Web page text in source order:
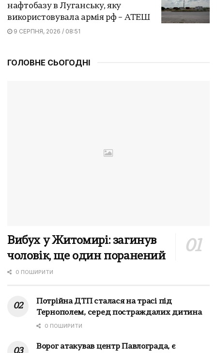
нафтобазу в Луганську, яку
використовувала армія рф – АТЕШ
9 СЕРПНЯ, 2026 / 08:51
ГОЛОВНЕ СЬОГОДНІ
Вибух у Житомирі: загинув
чоловік, ще один поранений
0 ПОШИРИТИ
Потрійна ДТП сталася на трасі під
Тернополем, серед постраждалих дитина
0 ПОШИРИТИ
Ворог атакував центр Павлограда, є